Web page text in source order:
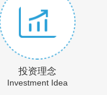
投资理念
Investment Idea